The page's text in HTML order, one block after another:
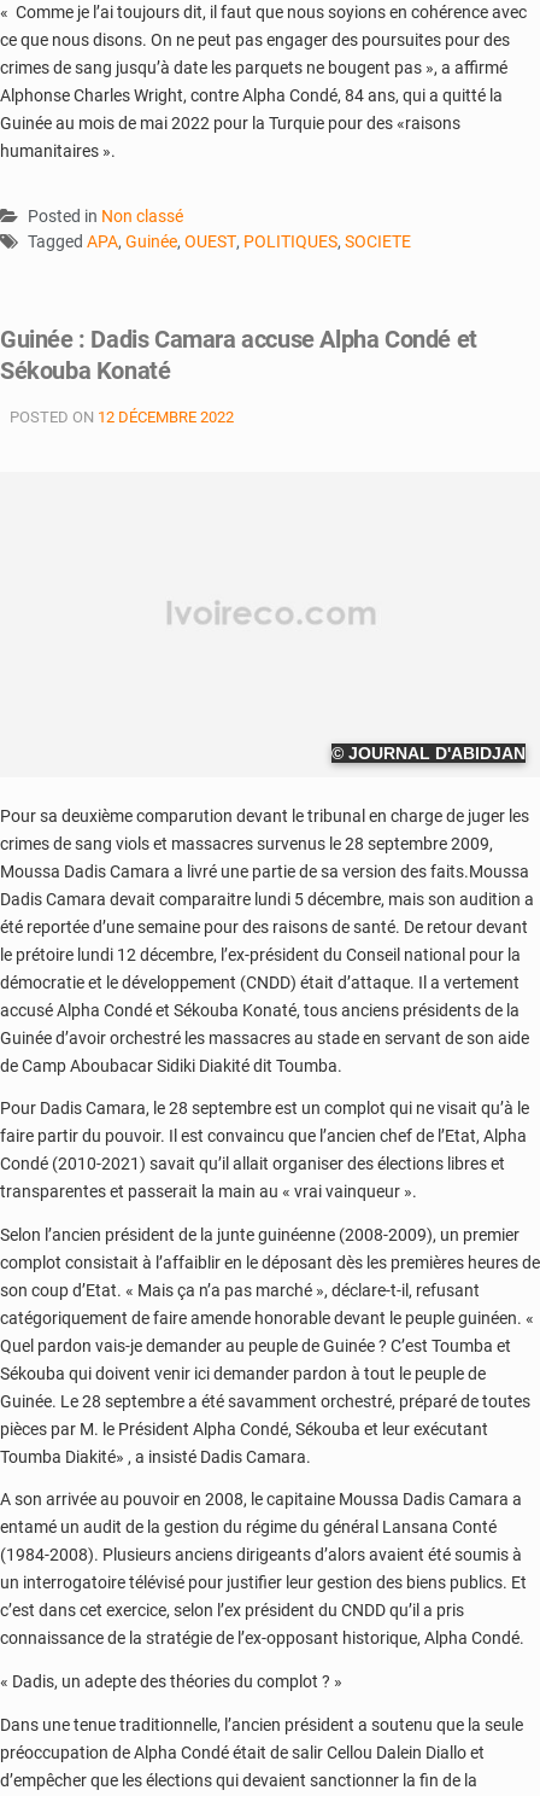
« Comme je l’ai toujours dit, il faut que nous soyions en cohérence avec
ce que nous disons. On ne peut pas engager des poursuites pour des
crimes de sang jusqu’à date les parquets ne bougent pas », a affirmé
Alphonse Charles Wright, contre Alpha Condé, 84 ans, qui a quitté la
Guinée au mois de mai 2022 pour la Turquie pour des «raisons
humanitaires ».
Posted in Non classé
Tagged APA, Guinée, OUEST, POLITIQUES, SOCIETE
Guinée : Dadis Camara accuse Alpha Condé et
Sékouba Konaté
POSTED ON 12 DÉCEMBRE 2022
© JOURNAL D'ABIDJAN
Pour sa deuxième comparution devant le tribunal en charge de juger les
crimes de sang viols et massacres survenus le 28 septembre 2009,
Moussa Dadis Camara a livré une partie de sa version des faits.Moussa
Dadis Camara devait comparaitre lundi 5 décembre, mais son audition a
été reportée d’une semaine pour des raisons de santé. De retour devant
le prétoire lundi 12 décembre, l’ex-président du Conseil national pour la
démocratie et le développement (CNDD) était d’attaque. Il a vertement
accusé Alpha Condé et Sékouba Konaté, tous anciens présidents de la
Guinée d’avoir orchestré les massacres au stade en servant de son aide
de Camp Aboubacar Sidiki Diakité dit Toumba.
Pour Dadis Camara, le 28 septembre est un complot qui ne visait qu’à le
faire partir du pouvoir. Il est convaincu que l’ancien chef de l’Etat, Alpha
Condé (2010-2021) savait qu’il allait organiser des élections libres et
transparentes et passerait la main au « vrai vainqueur ».
Selon l’ancien président de la junte guinéenne (2008-2009), un premier
complot consistait à l’affaiblir en le déposant dès les premières heures de
son coup d’Etat. « Mais ça n’a pas marché », déclare-t-il, refusant
catégoriquement de faire amende honorable devant le peuple guinéen. «
Quel pardon vais-je demander au peuple de Guinée ? C’est Toumba et
Sékouba qui doivent venir ici demander pardon à tout le peuple de
Guinée. Le 28 septembre a été savamment orchestré, préparé de toutes
pièces par M. le Président Alpha Condé, Sékouba et leur exécutant
Toumba Diakité» , a insisté Dadis Camara.
A son arrivée au pouvoir en 2008, le capitaine Moussa Dadis Camara a
entamé un audit de la gestion du régime du général Lansana Conté
(1984-2008). Plusieurs anciens dirigeants d’alors avaient été soumis à
un interrogatoire télévisé pour justifier leur gestion des biens publics. Et
c’est dans cet exercice, selon l’ex président du CNDD qu’il a pris
connaissance de la stratégie de l’ex-opposant historique, Alpha Condé.
« Dadis, un adepte des théories du complot ? »
Dans une tenue traditionnelle, l’ancien président a soutenu que la seule
préoccupation de Alpha Condé était de salir Cellou Dalein Diallo et
d’empêcher que les élections qui devaient sanctionner la fin de la